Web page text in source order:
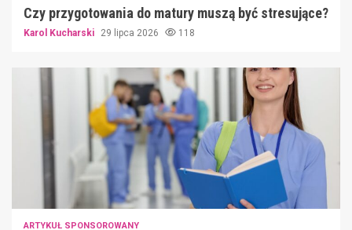
Czy przygotowania do matury muszą być stresujące?
Karol Kucharski 29 lipca 2026 118
ARTYKUŁ SPONSOROWANY